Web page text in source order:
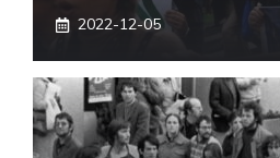
2022-12-05